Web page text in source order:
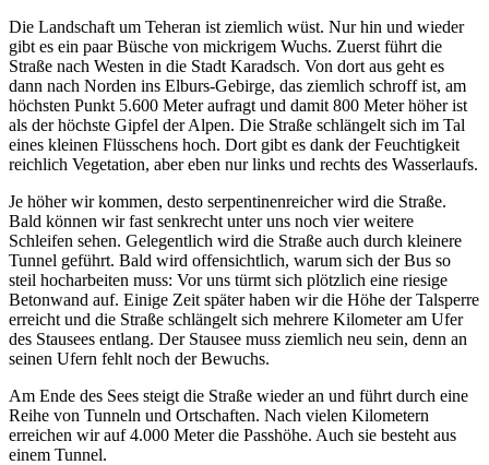
Die Landschaft um Teheran ist ziemlich wüst. Nur hin und wieder
gibt es ein paar Büsche von mickrigem Wuchs. Zuerst führt die
Straße nach Westen in die Stadt Karadsch. Von dort aus geht es
dann nach Norden ins Elburs-Gebirge, das ziemlich schroff ist, am
höchsten Punkt 5.600 Meter aufragt und damit 800 Meter höher ist
als der höchste Gipfel der Alpen. Die Straße schlängelt sich im Tal
eines kleinen Flüsschens hoch. Dort gibt es dank der Feuchtigkeit
reichlich Vegetation, aber eben nur links und rechts des Wasserlaufs.
Je höher wir kommen, desto serpentinenreicher wird die Straße.
Bald können wir fast senkrecht unter uns noch vier weitere
Schleifen sehen. Gelegentlich wird die Straße auch durch kleinere
Tunnel geführt. Bald wird offensichtlich, warum sich der Bus so
steil hocharbeiten muss: Vor uns türmt sich plötzlich eine riesige
Betonwand auf. Einige Zeit später haben wir die Höhe der Talsperre
erreicht und die Straße schlängelt sich mehrere Kilometer am Ufer
des Stausees entlang. Der Stausee muss ziemlich neu sein, denn an
seinen Ufern fehlt noch der Bewuchs.
Am Ende des Sees steigt die Straße wieder an und führt durch eine
Reihe von Tunneln und Ortschaften. Nach vielen Kilometern
erreichen wir auf 4.000 Meter die Passhöhe. Auch sie besteht aus
einem Tunnel.